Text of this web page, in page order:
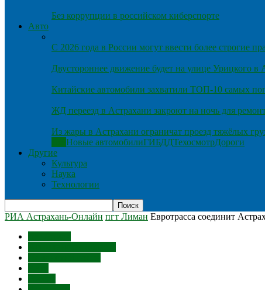
Без коррупции в российском киберспорте
Авто
С 2026 года в России могут ввести более строгие
Двустороннее движение будет на улице Урицкого в
Китайские автомобили захватили ТОП-10 самых
ЖД переезд в Астрахани закроют на ночь для
Из жары в Астрахани ограничат проезд тяжёлых
Новые автомобилиГИБДДТехосмотрДороги
Другие
Культура
Наука
Технологии
РИА Астрахань-Онлайн пгт Лиман Евротрасса соединит